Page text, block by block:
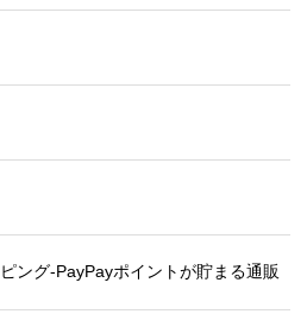
ング-PayPayポイントが貯まる通販